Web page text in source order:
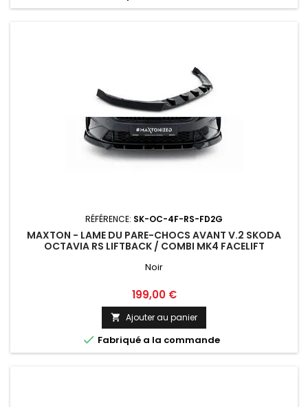
RÉFÉRENCE: SK-OC-4F-RS-FD2G
MAXTON - LAME DU PARE-CHOCS AVANT V.2 SKODA
OCTAVIA RS LIFTBACK / COMBI MK4 FACELIFT
Noir
Prix
199,00 €
 Ajouter au panier
 Fabriqué a la commande